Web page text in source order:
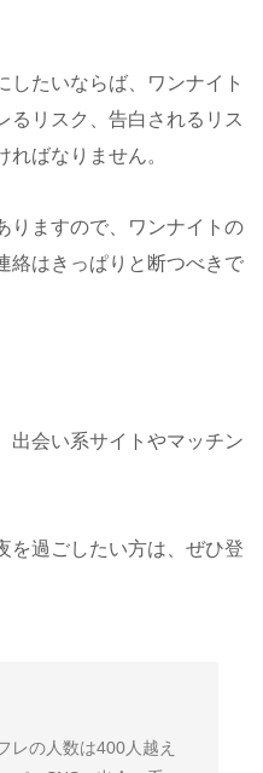
したいならば、ワンナイト
るリスク、告白されるリス
ばなりません。
りますので、ワンナイトの
絡はきっぱりと断つべきで
出会い系サイトやマッチン
を過ごしたい方は、ぜひ登
レの人数は400人越え